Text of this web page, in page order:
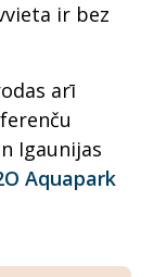
ir bez
arī
Igaunijas
Aquapark